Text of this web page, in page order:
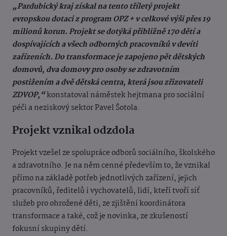
„Pardubický kraj získal na tento tříletý projekt
evropskou dotaci z program OPZ + v celkové výši přes 19
milionů korun. Projekt se dotýká přibližně 170 dětí a
dospívajících a všech odborných pracovníků v devíti
zařízeních. Do transformace je zapojeno pět dětských
domovů, dva domovy pro osoby se zdravotním
postižením a dvě dětská centra, která jsou zřizovateli
ZDVOP,“konstatoval náměstek hejtmana pro sociální
péči a neziskový sektor Pavel Šotola.
Projekt vznikal odzdola
Projekt vzešel ze spolupráce odborů sociálního, školského
a zdravotního. Je na něm cenné především to, že vznikal
přímo na základě potřeb jednotlivých zařízení, jejich
pracovníků, ředitelů i vychovatelů, lidí, kteří tvoří síť
služeb pro ohrožené děti, ze zjištění koordinátora
transformace a také, což je novinka, ze zkušeností
fokusní skupiny dětí.